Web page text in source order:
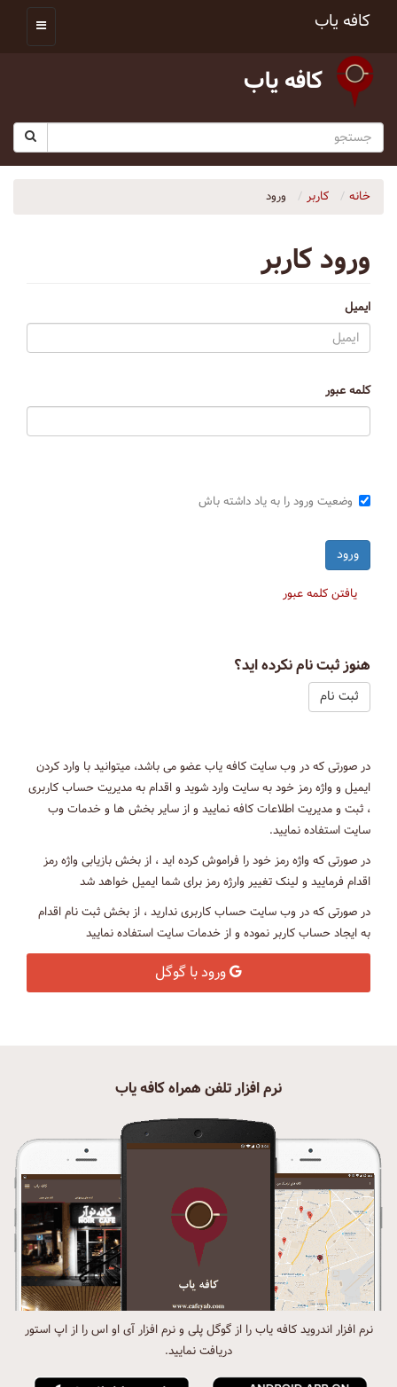
کافه یاب
کافه یاب
خانه کاربر ورود
ورود کاربر
ایمیل
کلمه عبور
وضعیت ورود را به یاد داشته باش
یافتن کلمه عبور
هنوز ثبت نام نکرده اید؟
ثبت نام
در صورتی که در وب سایت کافه یاب عضو می باشد، میتوانید با وارد کردن
ایمیل و واژه رمز خود به سایت وارد شوید و اقدام به مدیریت حساب کاربری
، ثبت و مدیریت اطلاعات کافه نمایید و از سایر بخش ها و خدمات وب
سایت استفاده نمایید.
در صورتی که واژه رمز خود را فراموش کرده اید ، از بخش بازیابی واژه رمز
اقدام فرمایید و لینک تغییر وارژه رمز برای شما ایمیل خواهد شد
در صورتی که در وب سایت حساب کاربری ندارید ، از بخش ثبت نام اقدام
به ایجاد حساب کاربر نموده و از خدمات سایت استفاده نمایید
ورود با گوگل
نرم افزار تلفن همراه کافه یاب
نرم افزار اندروید کافه یاب را از گوگل پلی و نرم افزار آی او اس را از اپ استور
دریافت نمایید.